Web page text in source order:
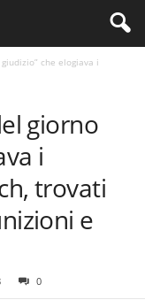
che elogiava i
giorno
i
trovati
e
0